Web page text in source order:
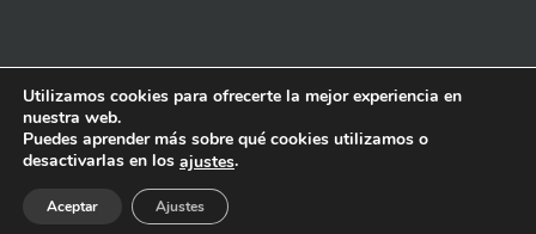
© 2026 AMPROBAND - Todos los derechos reservados - Powered by
Aviso Legal|
Utilizamos cookies para ofrecerte la mejor experiencia en
nuestra web.
Puedes aprender más sobre qué cookies utilizamos o
desactivarlas en los ajustes.
Aceptar Ajustes